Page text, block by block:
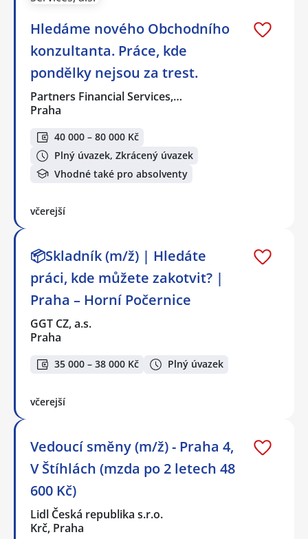
Hledáme nového Obchodního
konzultanta. Práce, kde
pondělky nejsou za trest.
Partners Financial Services,…
Praha
40 000 – 80 000 Kč
Plný úvazek, Zkrácený úvazek
Vhodné také pro absolventy
včerejší
📦Skladník (m/ž) | Hledáte
práci, kde můžete zakotvit? |
Praha – Horní Počernice
GGT CZ, a.s.
Praha
35 000 – 38 000 Kč Plný úvazek
včerejší
Vedoucí směny (m/ž) - Praha 4,
V Štíhlách (mzda po 2 letech 48
600 Kč)
Lidl Česká republika s.r.o.
Krč, Praha